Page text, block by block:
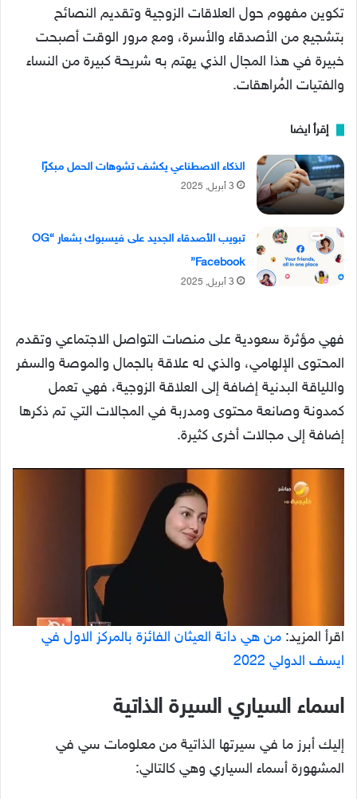
تكوين مفهوم حول العلاقات الزوجية وتقديم النصائح
بتشجيع من الأصدقاء والأسرة، ومع مرور الوقت أصبحت
خبيرة في هذا المجال الذي يهتم به شريحة كبيرة من النساء
والفتيات المُراهقات.
إقرأ ايضا
الذكاء الاصطناعي يكشف تشوهات الحمل مبكرًا
3 أبريل, 2025
تبويب الأصدقاء الجديد على فيسبوك بشعار “OG
Facebook”
3 أبريل, 2025
فهي مؤثرة سعودية على منصات التواصل الاجتماعي وتقدم
المحتوى الإلهامي، والذي له علاقة بالجمال والموصة والسفر
واللياقة البدنية إضافة إلى العلاقة الزوجية، فهي تعمل
كمدونة وصانعة محتوى ومدربة في المجالات التي تم ذكرها
إضافة إلى مجالات أخرى كثيرة.
اقرأ المزيد: من هي دانة العيثان الفائزة بالمركز الاول في
ايسف الدولي 2022
اسماء السياري السيرة الذاتية
إليك أبرز ما في سيرتها الذاتية من معلومات سي في
المشهورة أسماء السياري وهي كالتالي: